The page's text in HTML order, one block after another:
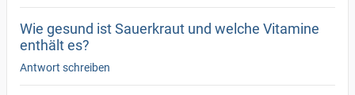
Wie gesund ist Sauerkraut und welche Vitamine
enthält es?
Antwort schreiben